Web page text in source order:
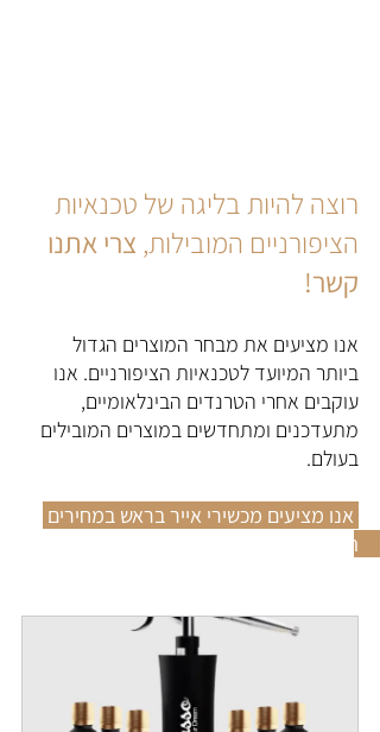
רוצה להיות בליגה של טכנאיות
הציפורניים המובילות, צרי אתנו
קשר!
אנו מציעים את מבחר המוצרים הגדול
ביותר המיועד לטכנאיות הציפורניים. אנו
עוקבים אחרי הטרנדים הבינלאומיים,
מתעדכנים ומתחדשים במוצרים המובילים
בעולם.
אנו מציעים מכשירי אייר בראש במחירים
הוגנים ולא מתפשרים על איכות המוצר!